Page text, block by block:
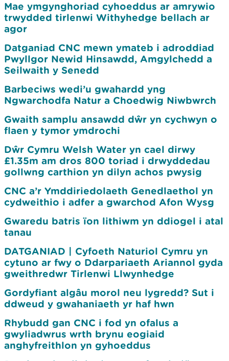
Mae ymgynghoriad cyhoeddus ar amrywio
trwydded tirlenwi Withyhedge bellach ar
agor
Datganiad CNC mewn ymateb i adroddiad
Pwyllgor Newid Hinsawdd, Amgylchedd a
Seilwaith y Senedd
Barbeciws wedi’u gwahardd yng
Ngwarchodfa Natur a Choedwig Niwbwrch
Gwaith samplu ansawdd dŵr yn cychwyn o
flaen y tymor ymdrochi
Dŵr Cymru Welsh Water yn cael dirwy
£1.35m am dros 800 toriad i drwyddedau
gollwng carthion yn dilyn achos pwysig
CNC a’r Ymddiriedolaeth Genedlaethol yn
cydweithio i adfer a gwarchod Afon Wysg
Gwaredu batris ïon lithiwm yn ddiogel i atal
tanau
DATGANIAD | Cyfoeth Naturiol Cymru yn
cytuno ar fwy o Ddarpariaeth Ariannol gyda
gweithredwr Tirlenwi Llwynhedge
Gordyfiant algâu morol neu lygredd? Sut i
ddweud y gwahaniaeth yr haf hwn
Rhybudd gan CNC i fod yn ofalus a
gwyliadwrus wrth brynu eogiaid
anghyfreithlon yn gyhoeddus